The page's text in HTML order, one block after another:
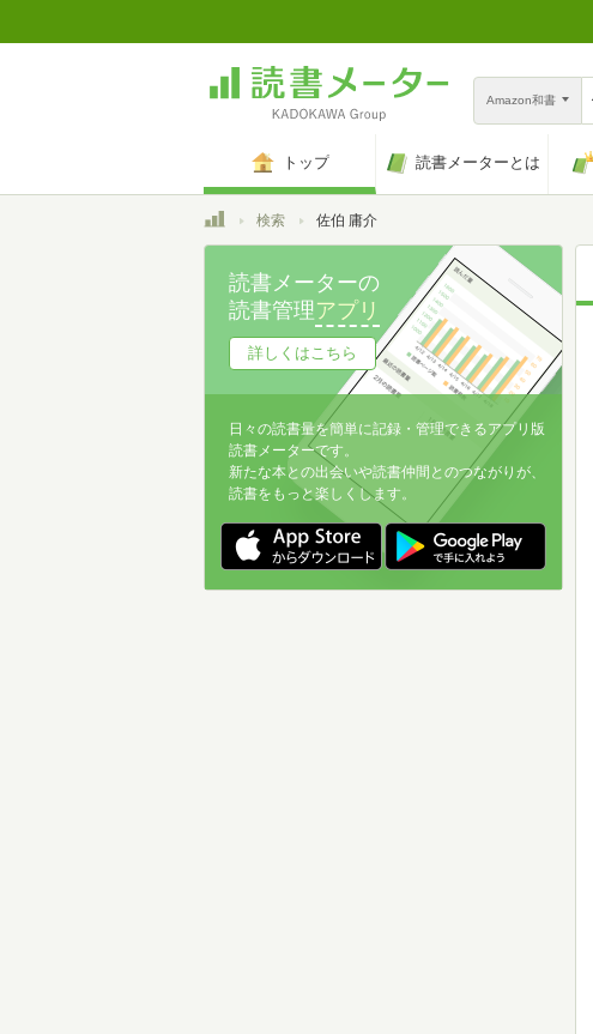
Amazon和書
トップ 読書メーターとは
トップ検索 佐伯 庸介
読書メーターの
読書管理アプリ
詳しくはこちら
日々の読書量を簡単に記録・管理できるアプリ版
読書メーターです。
新たな本との出会いや読書仲間とのつながりが、
読書をもっと楽しくします。